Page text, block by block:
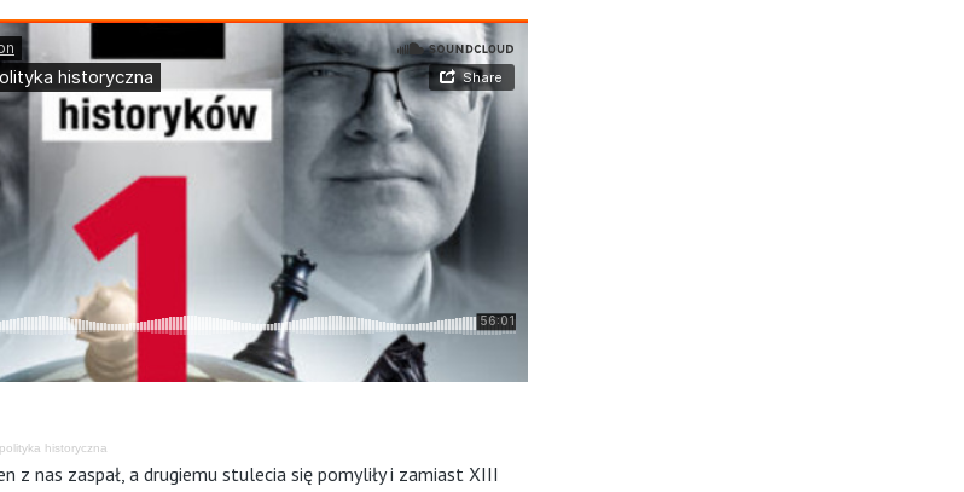
historyczna
z nas zaspał, a drugiemu stulecia się pomyliły i zamiast XIII